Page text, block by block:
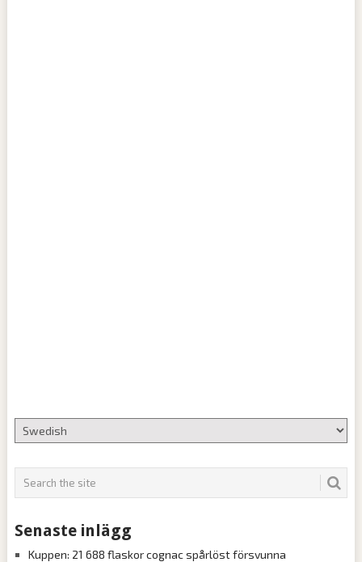
Senaste inlägg
Kuppen: 21 688 flaskor cognac spårlöst försvunna